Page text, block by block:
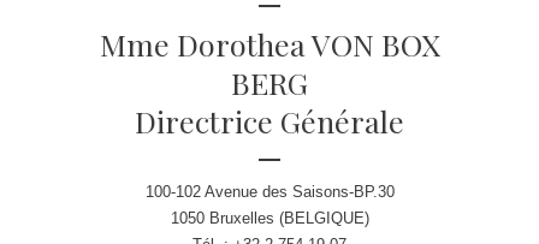
Mme Dorothea VON BOX
BERG
Directrice Générale
100-102 Avenue des Saisons-BP.30
1050 Bruxelles (BELGIQUE)